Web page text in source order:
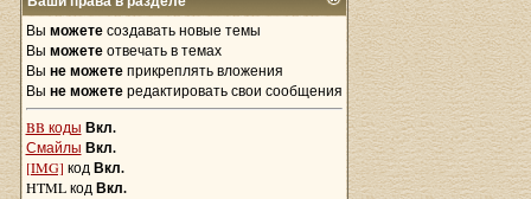
Вы можетесоздавать новые темы
Вы можетеотвечать в темах
Вы не можетеприкреплять вложения
Вы не можетередактировать свои сообщения
BB коды Вкл.
Смайлы Вкл.
[IMG] код Вкл.
HTML код Вкл.